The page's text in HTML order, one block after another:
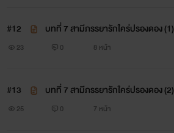
#12 บทที่ 7 สามีภรรยารักใคร่ปรองดอง (1)
23 0 8 หน้า
#13 บทที่ 7 สามีภรรยารักใคร่ปรองดอง (2)
25 0 7 หน้า